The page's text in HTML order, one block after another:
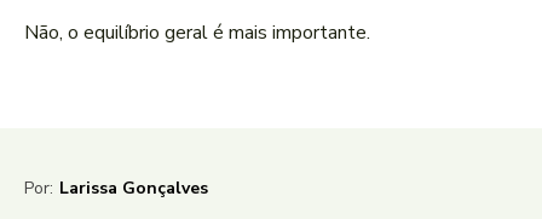
Não, o equilíbrio geral é mais importante.
Por: Larissa Gonçalves